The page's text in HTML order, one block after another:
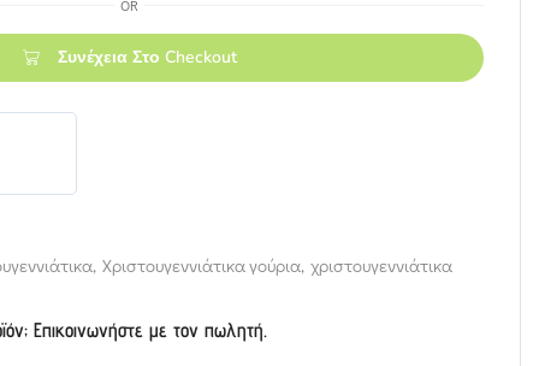
OR
Συνέχεια Στο Checkout
, Χριστουγεννιάτικα γούρια, χριστουγεννιάτικα
Επικοινωνήστε με τον πωλητή.